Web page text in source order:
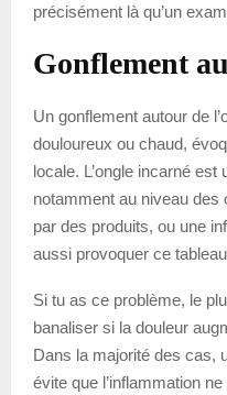
précisément là qu’un
Gonflement
Un gonflement autour de
douloureux ou chaud,
locale. L’ongle incarné
notamment au niveau des
par des produits, ou une
aussi provoquer ce
Si tu as ce problème, le
banaliser si la douleur
Dans la majorité des cas,
évite que l’inflammation